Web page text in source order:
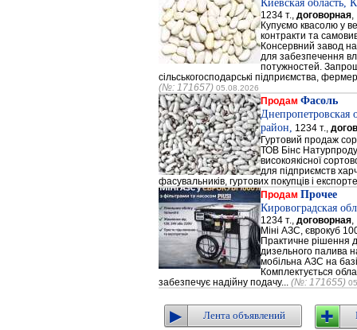
Киевская область,
1234 т., договорная
Купуємо квасолю у
контракти та
Консервний завод на
для забезпечення
потужностей.
сільськогосподарські підприємства,
(№: 171657) 05.08.2026
Продам Фасоль
Днепропетровская
район, 1234 т.,
Гуртовий продаж
ТОВ Бінс
високоякісної
для підприємств
фасувальників, гуртових покупців і
Продам Прочее
Кировоградская
1234 т., договорная
Міні АЗС, єврокуб
Практичне рішення
дизельного палива
мобільна АЗС на
Комплектується
забезпечує надійну подачу... (№: 171655)
Лента объявлений